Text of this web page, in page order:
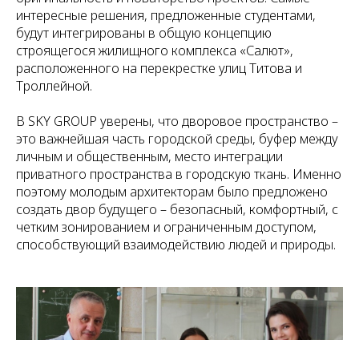
интересные решения, предложенные студентами,
будут интегрированы в общую концепцию
строящегося жилищного комплекса «Салют»,
расположенного на перекрестке улиц Титова и
Троллейной.
В SKY GROUP уверены, что дворовое пространство –
это важнейшая часть городской среды, буфер между
личным и общественным, место интеграции
приватного пространства в городскую ткань. Именно
поэтому молодым архитекторам было предложено
создать двор будущего – безопасный, комфортный, с
четким зонированием и ограниченным доступом,
способствующий взаимодействию людей и природы.